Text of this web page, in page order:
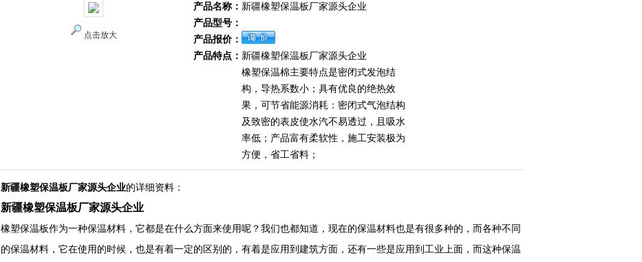
点击放大
产品名称： 新疆橡塑保温板厂家源头企业
产品型号：
产品报价：
产品特点： 新疆橡塑保温板厂家源头企业
橡塑保温棉主要特点是密闭式发泡结
构，导热系数小；具有优良的绝热效
果，可节省能源消耗：密闭式气泡结构
及致密的表皮使水汽不易透过，且吸水
率低；产品富有柔软性，施工安装极为
方便，省工省料；
新疆橡塑保温板厂家源头企业的详细资料：
新疆橡塑保温板厂家源头企业
橡塑保温板作为一种保温材料，它都是在什么方面来使用呢？我们也都知道，现在的保温材料也是有很多种的，而各种不同
的保温材料，它在使用的时候，也是有着一定的区别的，有着是应用到建筑方面，还有一些是应用到工业上面，而这种保温